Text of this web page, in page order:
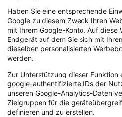
Haben Sie eine entsprechende
Google zu diesem Zweck Ihren
mit Ihrem Google-Konto. Auf diese
Endgerät auf dem Sie sich mit
dieselben personalisierten
werden.
Zur Unterstützung dieser Funktion
google-authentifizierte IDs der
unseren Google-Analytics-Daten
Zielgruppen für die
definieren und zu erstellen.